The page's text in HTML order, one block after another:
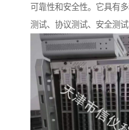
可靠性和安全性。它具有
测试、协议测试、安全测试